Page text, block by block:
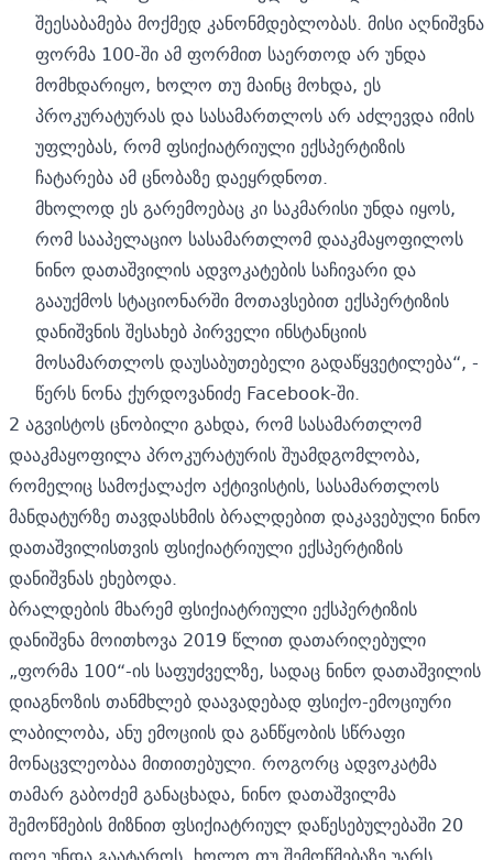
შეესაბამება მოქმედ კანონმდებლობას. მისი აღნიშვნა
ფორმა 100-ში ამ ფორმით საერთოდ არ უნდა
მომხდარიყო, ხოლო თუ მაინც მოხდა, ეს
პროკურატურას და სასამართლოს არ აძლევდა იმის
უფლებას, რომ ფსიქიატრიული ექსპერტიზის
ჩატარება ამ ცნობაზე დაეყრდნოთ.
მხოლოდ ეს გარემოებაც კი საკმარისი უნდა იყოს,
რომ სააპელაციო სასამართლომ დააკმაყოფილოს
ნინო დათაშვილის ადვოკატების საჩივარი და
გააუქმოს სტაციონარში მოთავსებით ექსპერტიზის
დანიშვნის შესახებ პირველი ინსტანციის
მოსამართლოს დაუსაბუთებელი გადაწყვეტილება“, -
წერს ნონა ქურდოვანიძე Facebook-ში.
2 აგვისტოს ცნობილი გახდა, რომ სასამართლომ
დააკმაყოფილა პროკურატურის შუამდგომლობა,
რომელიც სამოქალაქო აქტივისტის, სასამართლოს
მანდატურზე თავდასხმის ბრალდებით დაკავებული ნინო
დათაშვილისთვისფსიქიატრიული ექსპერტიზის
დანიშვნასეხებოდა.
ბრალდების მხარემ ფსიქიატრიული ექსპერტიზის
დანიშვნა მოითხოვა 2019 წლით დათარიღებული
„ფორმა 100“-ის საფუძველზე, სადაც ნინო დათაშვილის
დიაგნოზის თანმხლებ დაავადებად ფსიქო-ემოციური
ლაბილობა, ანუ ემოციის და განწყობის სწრაფი
მონაცვლეობაა მითითებული. როგორც ადვოკატმა
თამარ გაბოძემ განაცხადა, ნინო დათაშვილმა
შემოწმების მიზნით ფსიქიატრიულ დაწესებულებაში 20